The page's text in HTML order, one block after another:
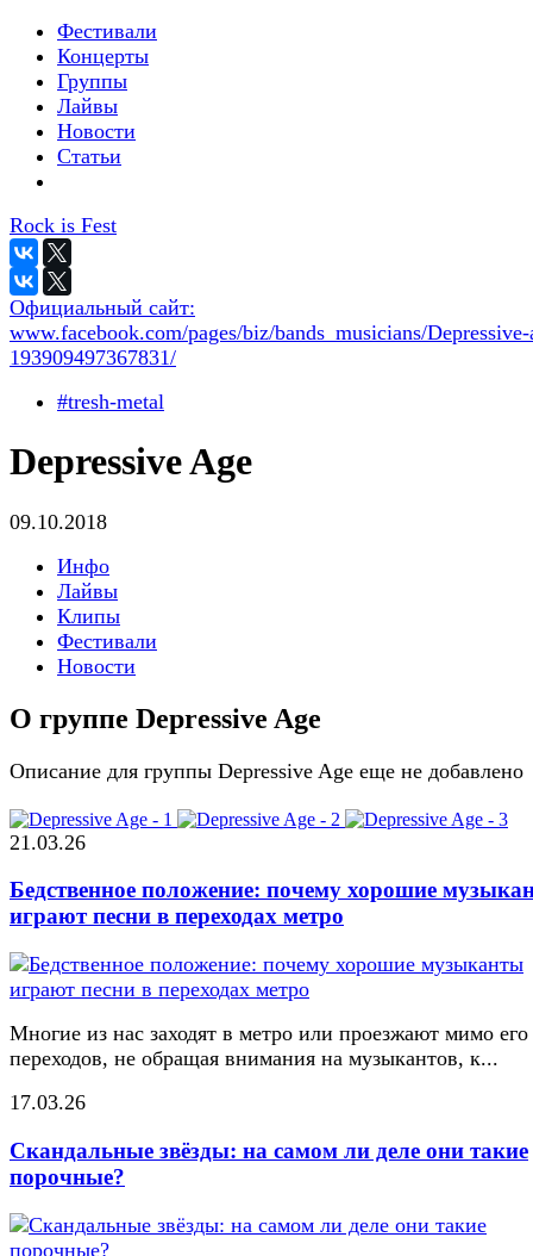
Фестивали
Концерты
Группы
Лайвы
Новости
Статьи
Rock is Fest
Официальный сайт:
www.facebook.com/pages/biz/bands_musicians/Depressive-
193909497367831/
#tresh-metal
Depressive Age
09.10.2018
Инфо
Лайвы
Клипы
Фестивали
Новости
О группе Depressive Age
Описание для группы Depressive Age еще не добавлено
21.03.26
Бедственное положение: почему хорошие
играют песни в переходах метро
Многие из нас заходят в метро или проезжают мимо его
переходов, не обращая внимания на музыкантов, к...
17.03.26
Скандальные звёзды: на самом ли деле они такие
порочные?